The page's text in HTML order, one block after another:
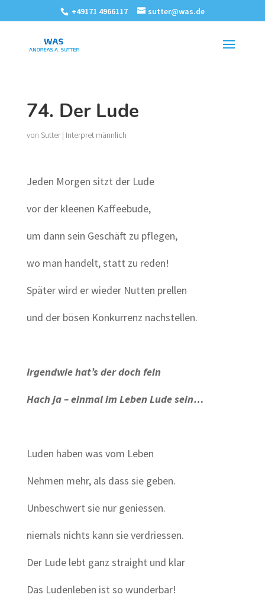
+49171 4966117 sutter@was.de
74. Der Lude
von Sutter| Interpret männlich
Jeden Morgen sitzt der Lude
vor der kleenen Kaffeebude,
um dann sein Geschäft zu pflegen,
wo man handelt, statt zu reden!
Später wird er wieder Nutten prellen
und der bösen Konkurrenz nachstellen.
Irgendwie hat’s der doch fein
Hach ja – einmal im Leben Lude sein…
Luden haben was vom Leben
Nehmen mehr, als dass sie geben.
Unbeschwert sie nur geniessen.
niemals nichts kann sie verdriessen.
Der Lude lebt ganz straight und klar
Das Ludenleben ist so wunderbar!